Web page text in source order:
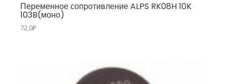
Переменное сопротивление ALPS RK08H 10K
103B(моно)
72,0₽